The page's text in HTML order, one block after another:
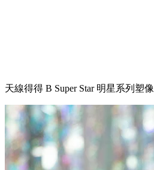
天線得得 B Super Star 明星系列塑像